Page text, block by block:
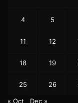
4 5
11 12
18 19
25 26
« Oct Dec »